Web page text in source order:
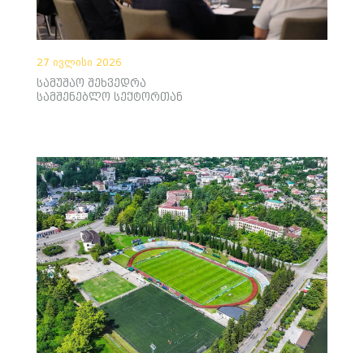
27 ივლისი 2026
სამუშაო შეხვედრა
სამშენებლო სექტორთან